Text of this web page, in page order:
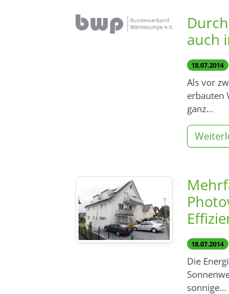
auch
18.07.2014
Als vor
erbauten
ganz…
18.07.2014
Die
sonnige…